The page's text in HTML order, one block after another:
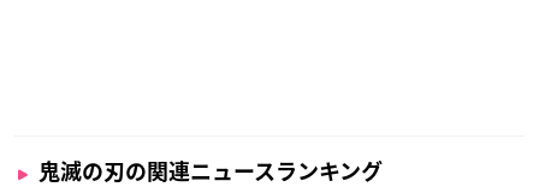
鬼滅の刃の関連ニュースランキング